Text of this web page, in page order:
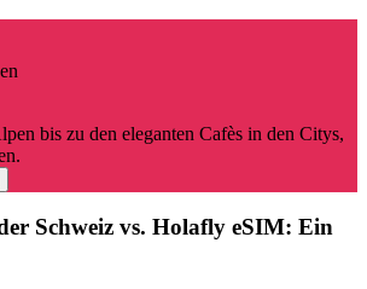
bis zu den eleganten Cafès in den Citys,
Schweiz vs. Holafly eSIM: Ein